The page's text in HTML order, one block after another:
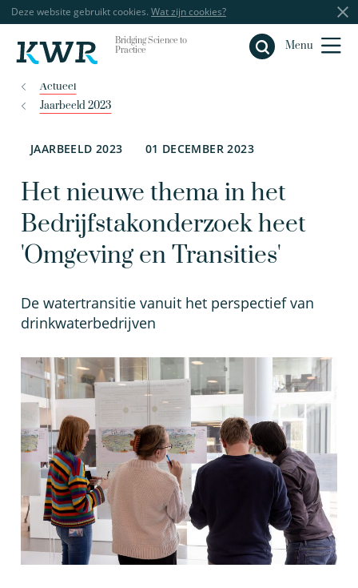
Deze website gebruikt cookies. Wat zijn cookies?
Bridging Science to
Practice
Menu
Sluiten
Actueel
Jaarbeeld 2023
JAARBEELD 2023 01 DECEMBER 2023
Het nieuwe thema in het
Bedrijfstakonderzoek heet
'Omgeving en Transities'
De watertransitie vanuit het perspectief van
drinkwaterbedrijven